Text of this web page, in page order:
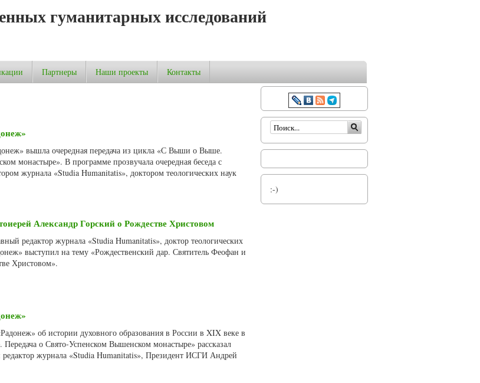
гуманитарных исследований
Партнеры Наши проекты Контакты
вышла очередная передача из цикла «С Выши о Выше.
монастыре». В программе прозвучала очередная беседа с
журнала «Studia Humanitatis», доктором теологических наук
Александр Горский о Рождестве Христовом
редактор журнала «Studia Humanitatis», доктор теологических
выступил на тему «Рождественский дар. Святитель Феофан и
Христовом».
об истории духовного образования в России в XIX веке в
о Свято-Успенском Вышенском монастыре» рассказал
редактор журнала «Studia Humanitatis», Президент ИСГИ Андрей
Форма поиска
:-)